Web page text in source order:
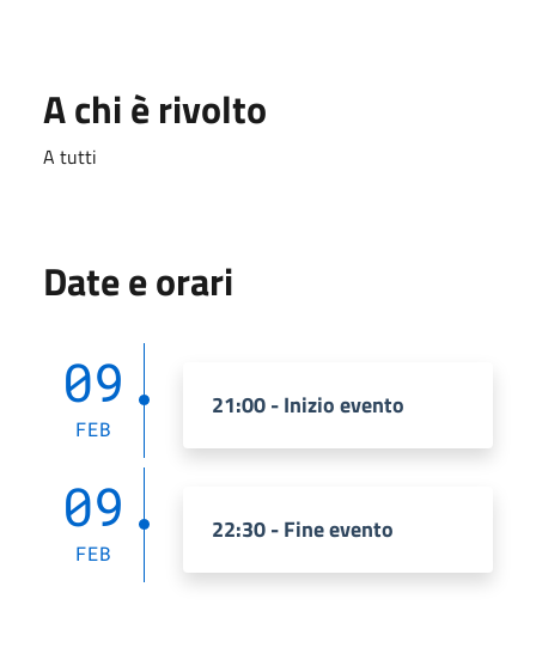
A chi è rivolto
A tutti
Date e orari
09
FEB
21:00 - Inizio evento
09
FEB
22:30 - Fine evento